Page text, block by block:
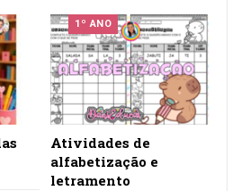
1º ANO
Atividades de
alfabetização e
letramento